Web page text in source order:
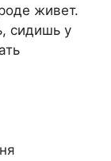
живет.
сидишь у